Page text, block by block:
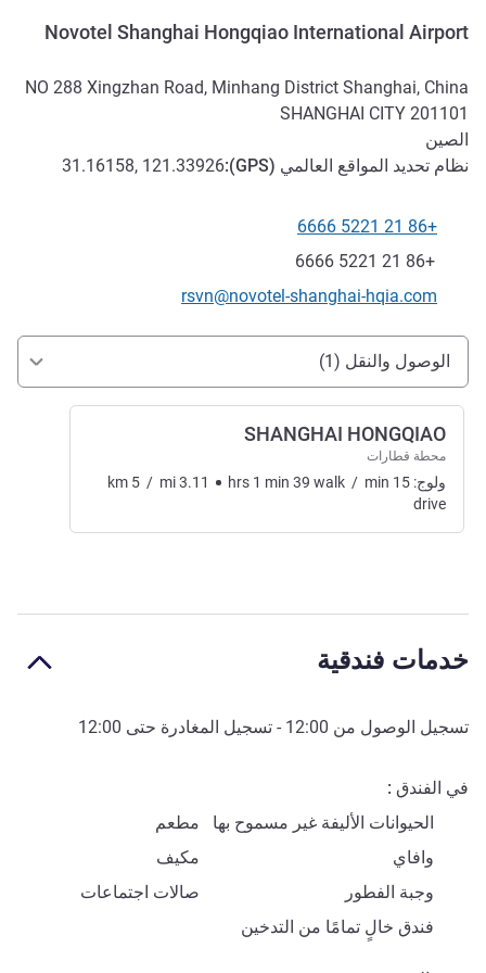
Novotel Shanghai Hongqiao International Airport
NO 288 Xingzhan Road, Minhang District Shanghai, China
201101
SHANGHAI CITY
الصين
نظام تحديد المواقع العالمي (GPS
):
31.16158, 121.33926
الهاتف
+86 21 5221 6666
فاكس
+86 21 5221 6666
تواصل معنا عبر البريد الإلكتروني
rsvn@novotel-shanghai-hqia.com
الوصول والتنقل
الوصول والنقل (1)
SHANGHAI HONGQIAO
محطة قطارات
ولوج: km 5 / mi3.11 hrs 1 min 39 walk / min 15
drive
خدمات فندقية
تسجيل الوصول من 12:00 - تسجيل المغادرة حتى 12:00
في الفندق
الحيوانات الأليفة غير مسموح بها
مطعم
وافاي
مكيف
وجبة الفطور
صالات اجتماعات
فندق خالٍ تمامًا من التدخين